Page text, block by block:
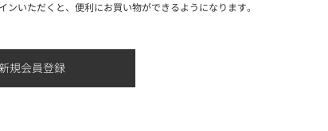
いただくと、便利にお買い物ができるようになります。